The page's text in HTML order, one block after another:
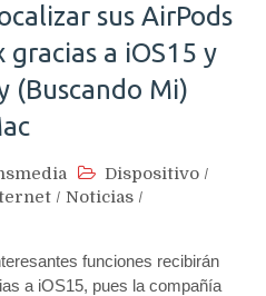
sus AirPods
gracias a iOS15 y
(Buscando Mi)
Dispositivo /
/ Noticias /
funciones recibirán
a iOS15, pues la compañía